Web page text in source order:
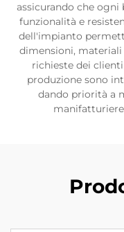
assicurando che
funzionalità e
dell'impianto
dimensioni, materiali
richieste dei
produzione sono
dando priorità a